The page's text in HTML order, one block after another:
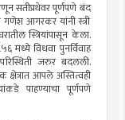
सतीप्रथेवर पूर्णपणे बंद
गणेश आगरकर यांनी स्त्री
स्त्रियांपासून केला.
मध्ये विधवा पुनर्विवाह
जरुर बदलली.
क्षेत्रात आपले अस्तित्वही
पाहण्याचा पूर्णपणे